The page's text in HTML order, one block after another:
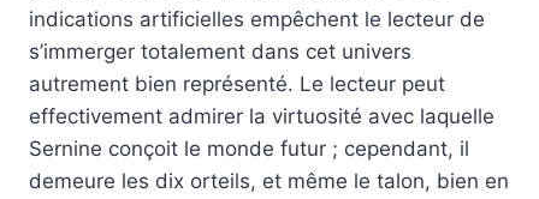
indications artificielles empêchent le lecteur de
s’immerger totalement dans cet univers
autrement bien représenté. Le lecteur peut
effectivement admirer la virtuosité avec laquelle
Sernine conçoit le monde futur ; cependant, il
demeure les dix orteils, et même le talon, bien en